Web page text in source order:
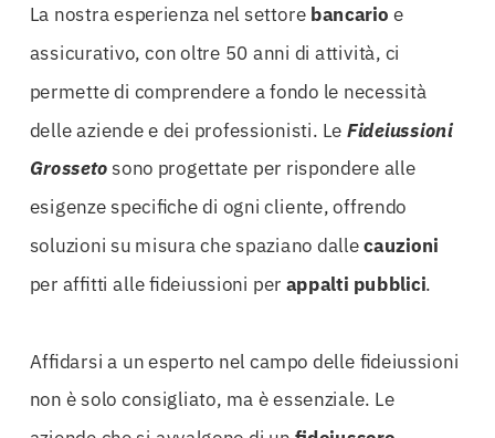
La nostra esperienza nel settore bancario e
assicurativo, con oltre 50 anni di attività, ci
permette di comprendere a fondo le necessità
delle aziende e dei professionisti. Le Fideiussioni
Grossetosono progettate per rispondere alle
esigenze specifiche di ogni cliente, offrendo
soluzioni su misura che spaziano dallecauzioni
per affitti alle fideiussioni per appalti pubblici.
Affidarsi a un esperto nel campo delle fideiussioni
non è solo consigliato, ma è essenziale. Le